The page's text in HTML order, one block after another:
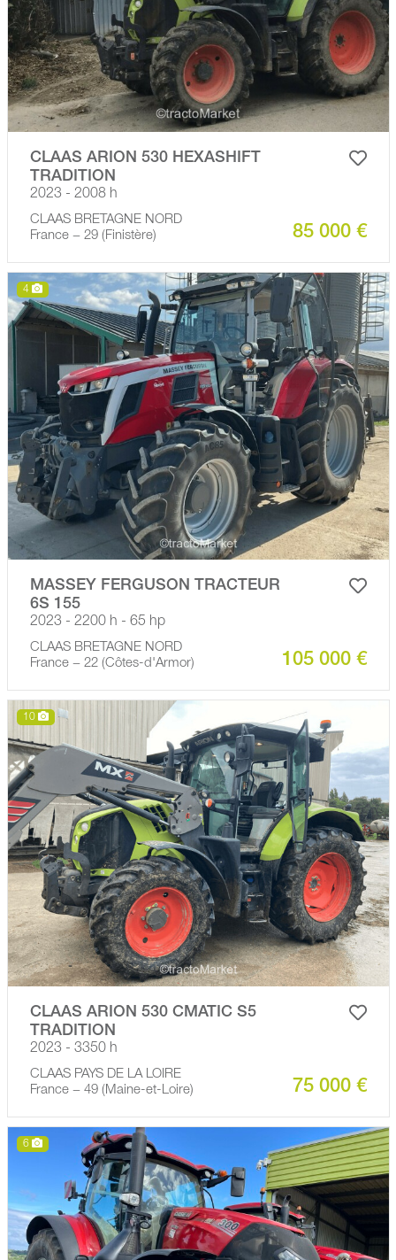
CLAAS ARION 530 HEXASHIFT
TRADITION
2023 - 2008 h
CLAAS BRETAGNE NORD
France − 29 (Finistère)
85 000 €
4
MASSEY FERGUSON TRACTEUR
6S 155
2023 - 2200 h - 65 hp
CLAAS BRETAGNE NORD
France − 22 (Côtes-d'Armor)
105 000 €
10
CLAAS ARION 530 CMATIC S5
TRADITION
2023 - 3350 h
CLAAS PAYS DE LA LOIRE
France − 49 (Maine-et-Loire)
75 000 €
6